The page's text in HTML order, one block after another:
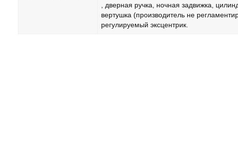
, дверная ручка, ночная задвижка,
вертушка (производитель не
регулируемый эксцентрик.